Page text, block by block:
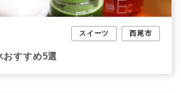
スイーツ 西尾市
おすすめ5選